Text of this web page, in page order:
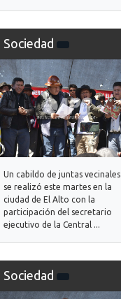
Sociedad
Un cabildo de juntas vecinales
se realizó este martes en la
ciudad de El Alto con la
participación del secretario
ejecutivo de la Central ...
Sociedad